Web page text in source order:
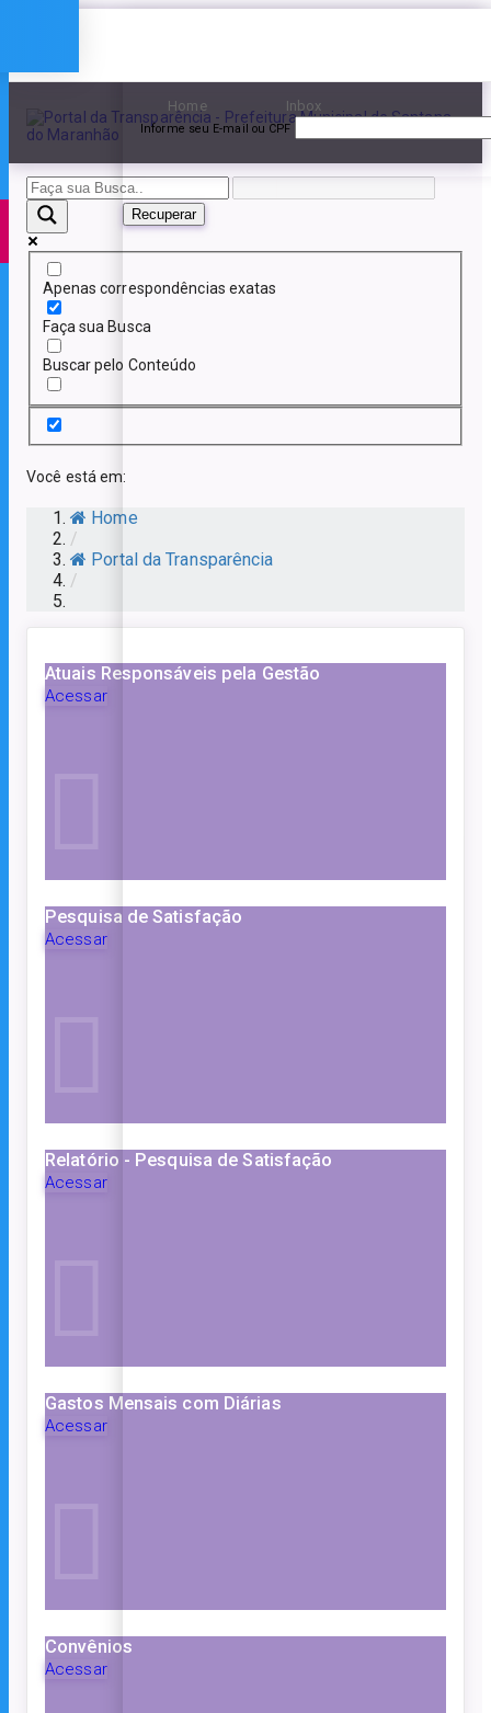
Apenas correspondências exatas
Faça sua Busca
Buscar pelo Conteúdo
Você está em:
Home
/
Portal da Transparência
/
Atuais Responsáveis pela Gestão
Acessar
Pesquisa de Satisfação
Acessar
Relatório - Pesquisa de Satisfação
Acessar
Gastos Mensais com Diárias
Acessar
Convênios
Acessar
Home Inbox
Informe seu E-mail ou CPF
Recuperar